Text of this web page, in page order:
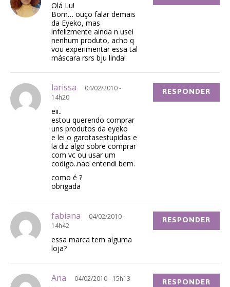
Olá Lu!
Bom… ouço falar demais
da Eyeko, mas
infelizmente ainda n usei
nenhum produto, acho q
vou experimentar essa tal
máscara rsrs bju linda!
larissa
04/02/2010 -
14h20
eii..
estou querendo comprar
uns produtos da eyeko
e lei o garotasestupidas e
la diz algo sobre comprar
com vc ou usar um
codigo..nao entendi bem.
como é ?
obrigada
RESPONDER
fabiana
04/02/2010 -
14h42
essa marca tem alguma
loja?
RESPONDER
Ana 04/02/2010 - 15h13 RESPONDER